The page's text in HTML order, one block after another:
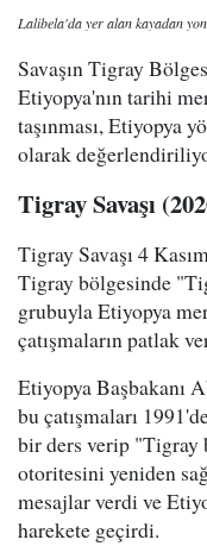
Lalibela'da yer alan kayadan
Savaşın Tigray
Etiyopya'nın tarihi
taşınması, Etiyopya
olarak
Tigray Savaşı
Tigray Savaşı 4
Tigray bölgesinde
grubuyla Etiyopya
çatışmaların patlak
Etiyopya Başbakanı
bu çatışmaları
bir ders verip "Tigray
otoritesini yeniden
mesajlar verdi ve
harekete geçirdi.